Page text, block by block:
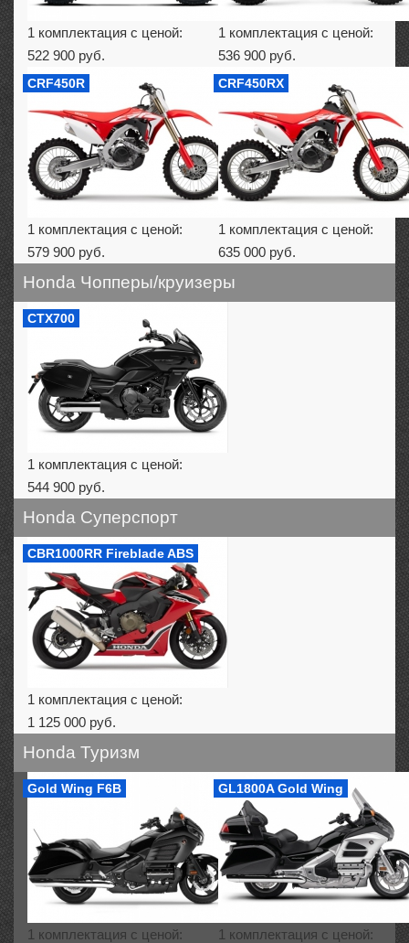
1 комплектация с ценой:
522 900 руб.
1 комплектация с ценой:
536 900 руб.
CRF450R
1 комплектация с ценой:
579 900 руб.
CRF450RX
1 комплектация с ценой:
635 000 руб.
Honda Чопперы/круизеры
CTX700
1 комплектация с ценой:
544 900 руб.
Honda Суперспорт
CBR1000RR Fireblade ABS
1 комплектация с ценой:
1 125 000 руб.
Honda Туризм
Gold Wing F6B
1 комплектация с ценой:
GL1800A Gold Wing
1 комплектация с ценой: